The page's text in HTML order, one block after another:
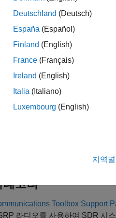
Ettus Research의 N200 및 N210
위에 나열된 Ettus Research
Instruments USRP
ER-USRP and NI-USRP
R2024a부터는 USRP N3xx
테고리
Toolbox Support
라디오를 사용하여 SDR 시스
Deutschland (Deutsch)
España (Español)
Finland (English)
France (Français)
Ireland (English)
Italia (Italiano)
Luxembourg (English)
지역